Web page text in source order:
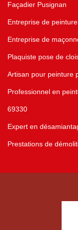
Façadier Pusignan
Entreprise de
Entreprise de
Plaquiste pose de
Artisan pour peinture
Professionnel en
69330
Expert en
Prestations de